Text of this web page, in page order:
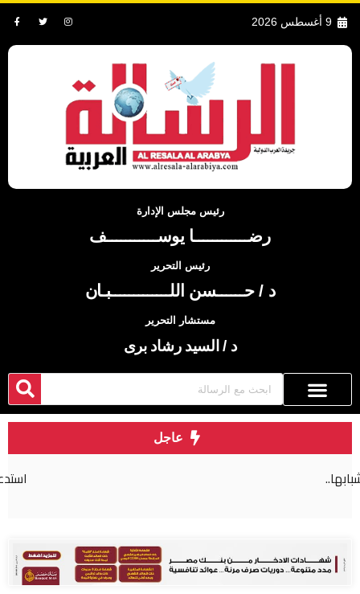
9 أغسطس 2026
رئيس مجلس الإدارة
رضــــــــــــا يوســـــــــــف
رئيس التحرير
د / حــــــسن اللـــــــــــــبـان
مستشار التحرير
د / السيد رشاد برى
عاجل
استدعاء محمد صلاح للمثول أمام القضاء المصري